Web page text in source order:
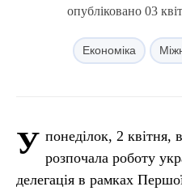
опубліковано 03
Економіка
У понеділок, 2
розпочала роботу
делегація в рамках